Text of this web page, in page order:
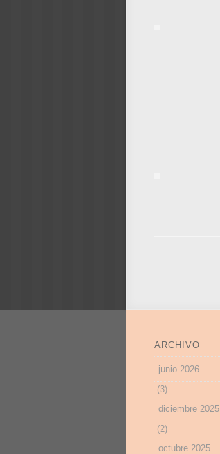
ARCHIVO
junio 2026
(3)
diciembre 2025
(2)
octubre 2025